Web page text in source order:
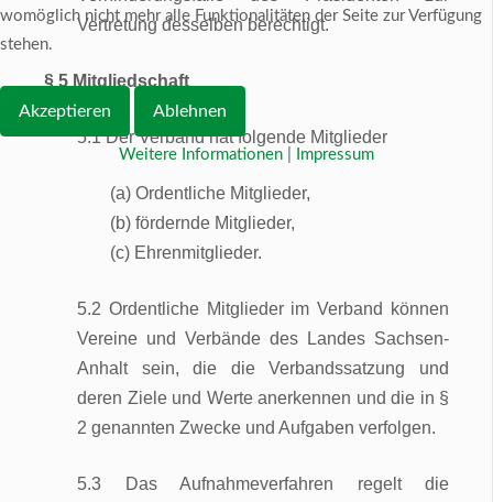
Vertretung desselben berechtigt.
§ 5 Mitgliedschaft
5.1 Der Verband hat folgende Mitglieder
(a) Ordentliche Mitglieder,
(b) fördernde Mitglieder,
(c) Ehrenmitglieder.
5.2 Ordentliche Mitglieder im Verband können
Vereine und Verbände des Landes Sachsen-
Anhalt sein, die die Verbandssatzung und
deren Ziele und Werte anerkennen und die in §
2 genannten Zwecke und Aufgaben verfolgen.
5.3 Das Aufnahmeverfahren regelt die
womöglich nicht mehr alle Funktionalitäten der Seite zur Verfügung
stehen.
Akzeptieren Ablehnen
Weitere Informationen Impressum